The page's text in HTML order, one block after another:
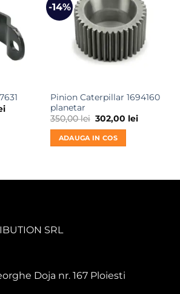
Prețul
-14%
Pinion Caterpillar 1694160
planetar
350,00lei Prețul
inițial
a
fost:
350,00 lei.
302,00 leiPrețul
ADAUGA IN COS
SRL
Doja nr. 167 Ploiesti